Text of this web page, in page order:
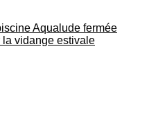
Aqualude fermée
la vidange estivale